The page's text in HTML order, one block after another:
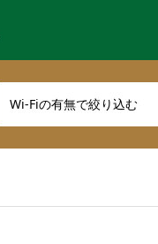
Wi-Fiの有無で絞り込む